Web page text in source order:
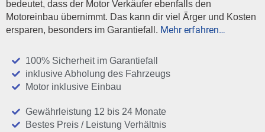
bedeutet, dass der Motor Verkäufer ebenfalls den
Motoreinbau übernimmt. Das kann dir viel Ärger und Kosten
ersparen, besonders im Garantiefall. Mehr erfahren…
100% Sicherheit im Garantiefall
inklusive Abholung des Fahrzeugs
Motor inklusive Einbau
Gewährleistung 12 bis 24 Monate
Bestes Preis / Leistung Verhältnis